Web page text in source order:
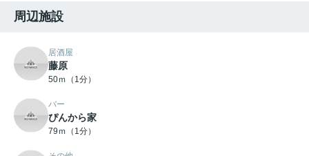
周辺施設
居酒屋
藤原
50ｍ（1分）
バー
ぴんから家
79ｍ（1分）